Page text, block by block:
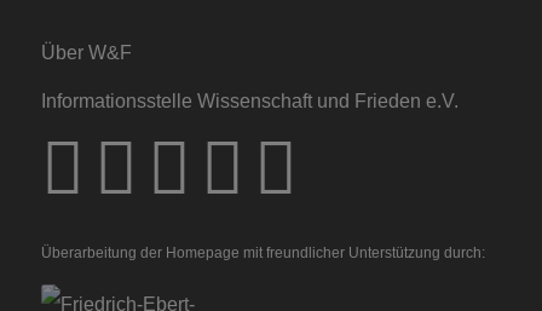
Über W&F
Informationsstelle Wissenschaft und Frieden e.V.
Überarbeitung der Homepage mit freundlicher Unterstützung durch: